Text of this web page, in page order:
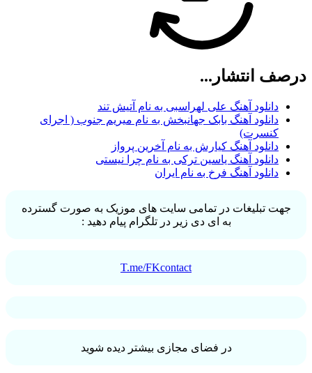
درصف انتشار...
دانلود آهنگ علی لهراسبی به نام آتیش تند
دانلود آهنگ بابک جهانبخش به نام میریم جنوب ( اجرای
کنسرت)
دانلود آهنگ کیارش به نام آخرین پرواز
دانلود آهنگ یاسین ترکی به نام چرا نیستی
دانلود آهنگ فرخ به نام ایران
جهت تبلیغات در تمامی سایت های موزیک به صورت گسترده
به ای دی زیر در تلگرام پیام دهید :
T.me/FKcontact
در فضای مجازی بیشتر دیده شوید